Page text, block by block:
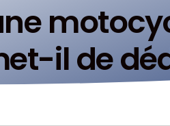
il de